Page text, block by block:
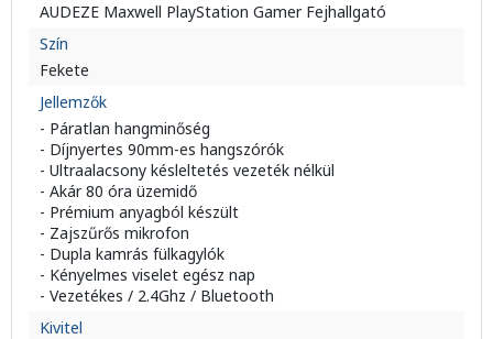
AUDEZE Maxwell PlayStation Gamer Fejhallgató
Szín
Fekete
Jellemzők
- Páratlan hangminőség
- Díjnyertes 90mm-es hangszórók
- Ultraalacsony késleltetés vezeték nélkül
- Akár 80 óra üzemidő
- Prémium anyagból készült
- Zajszűrős mikrofon
- Dupla kamrás fülkagylók
- Kényelmes viselet egész nap
- Vezetékes / 2.4Ghz / Bluetooth
Kivitel